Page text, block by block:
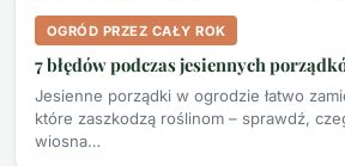
OGRÓD PRZEZ CAŁY ROK
7 błędów podczas jesiennych
Jesienne porządki w ogrodzie łatwo
które zaszkodzą roślinom – sprawdź,
wiosna…